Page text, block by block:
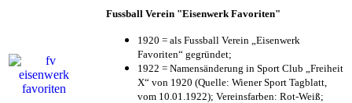
Fussball Verein "Eisenwerk Favoriten"
1920 = als Fussball Verein „Eisenwerk
Favoriten“ gegründet;
1922 = Namensänderung in Sport Club „Freiheit
X“ von 1920 (Quelle: Wiener Sport Tagblatt,
vom 10.01.1922); Vereinsfarben: Rot-Weiß;